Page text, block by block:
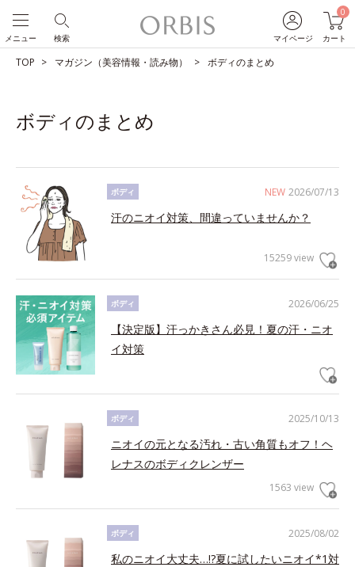
マイページ
0
カート
検索
メニュー
TOP マガジン（美容情報・読み物） ボディのまとめ
ボディのまとめ
NEW 2026/07/13
ボディ
汗のニオイ対策、間違っていませんか？
15259 view
2026/06/25
ボディ
【決定版】汗っかきさん必見！夏の汗・ニオ
イ対策
2025/10/13
ボディ
ニオイの元となる汚れ・古い角質もオフ！ヘ
レナスのボディクレンザー
1563 view
2025/08/02
ボディ
私のニオイ大丈夫…!?夏に試したいニオイ*1対